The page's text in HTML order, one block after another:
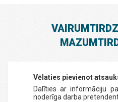
Vēlaties pievienot
Dalīties ar informāciju
noderīga darba